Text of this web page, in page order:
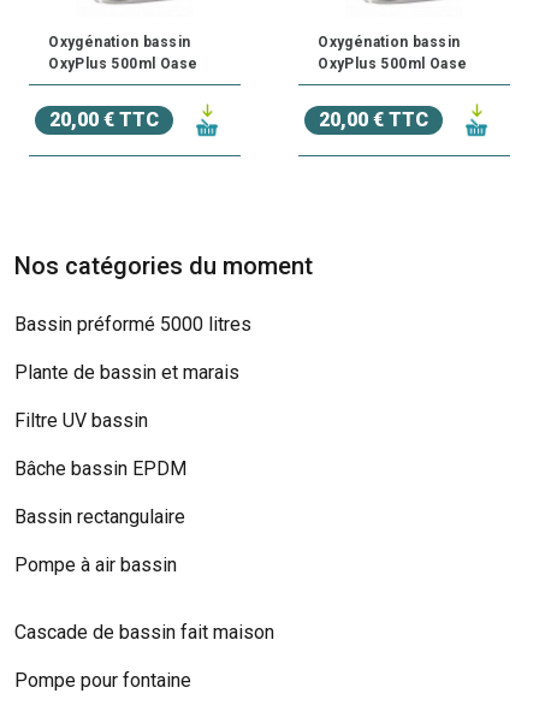
Oxygénation bassin
OxyPlus 500ml Oase
20,00 € TTC
Oxygénation bassin
OxyPlus 500ml Oase
20,00 € TTC
Nos catégories du moment
Bassin préformé 5000 litres
Plante de bassin et marais
Filtre UV bassin
Bâche bassin EPDM
Bassin rectangulaire
Pompe à air bassin
Cascade de bassin fait maison
Pompe pour fontaine